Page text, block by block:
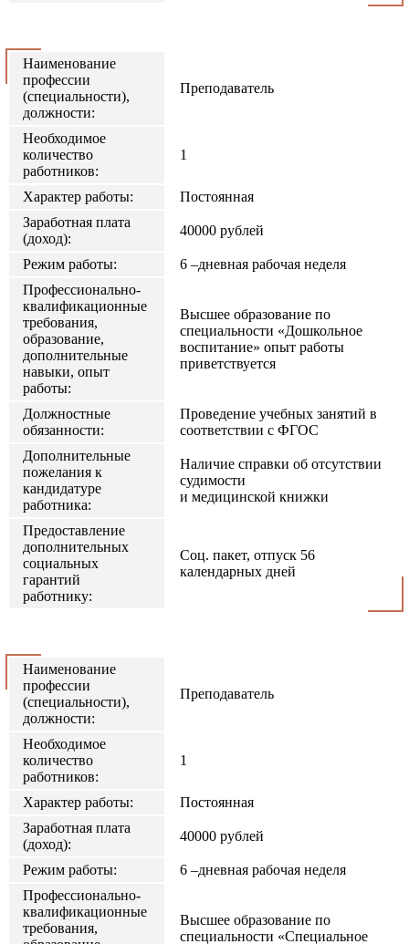
Наименование
профессии
(специальности),
должности:
Преподаватель
Необходимое
количество
работников:
1
Характер работы:
Постоянная
Заработная плата
(доход):
40000 рублей
Режим работы:
6 –дневная рабочая неделя
Профессионально-
квалификационные
требования,
образование,
дополнительные
навыки, опыт
работы:
Высшее образование по
специальности «Дошкольное
воспитание» опыт работы
приветствуется
Должностные
обязанности:
Проведение учебных занятий в
соответствии с ФГОС
Дополнительные
пожелания к
кандидатуре
работника:
Наличие справки об отсутствии
судимости
и медицинской книжки
Предоставление
дополнительных
социальных
гарантий
работнику:
Соц. пакет, отпуск 56
календарных дней
Наименование
профессии
(специальности),
должности:
Преподаватель
Необходимое
количество
работников:
1
Характер работы:
Постоянная
Заработная плата
(доход):
40000 рублей
Режим работы:
6 –дневная рабочая неделя
Профессионально-
квалификационные
требования,
Высшее образование по
специальности «Специальное